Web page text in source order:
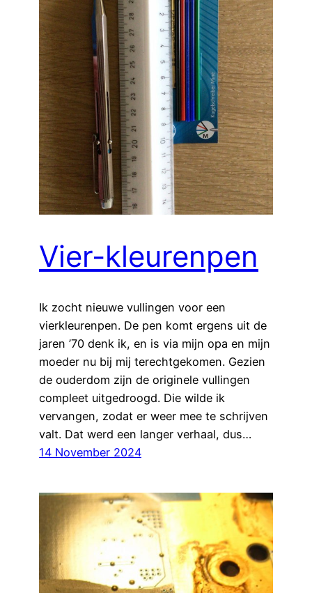
Vier-kleurenpen
Ik zocht nieuwe vullingen voor een
vierkleurenpen. De pen komt ergens uit de
jaren ’70 denk ik, en is via mijn opa en mijn
moeder nu bij mij terechtgekomen. Gezien
de ouderdom zijn de originele vullingen
compleet uitgedroogd. Die wilde ik
vervangen, zodat er weer mee te schrijven
valt. Dat werd een langer verhaal, dus…
14 November 2024